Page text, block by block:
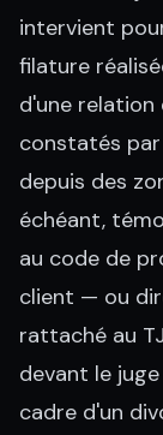
intervient
filature
d'une relation
constatés
depuis des
échéant,
au code de
client — ou
rattaché au
devant le
cadre d'un